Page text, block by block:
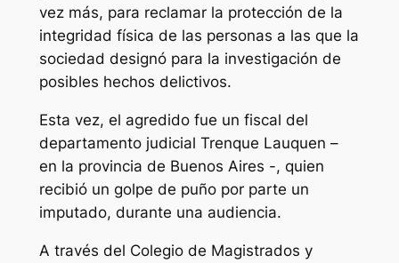
vez más, para reclamar la protección de la
integridad física de las personas a las que la
sociedad designó para la investigación de
posibles hechos delictivos.
Esta vez, el agredido fue un fiscal del
departamento judicial Trenque Lauquen –
en la provincia de Buenos Aires -, quien
recibió un golpe de puño por parte un
imputado, durante una audiencia.
A través del Colegio de Magistrados y